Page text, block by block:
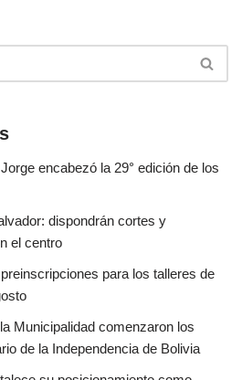
encabezó la 29° edición de los
dispondrán cortes y
el centro
para los talleres de
Municipalidad comenzaron los
de la Independencia de Bolivia